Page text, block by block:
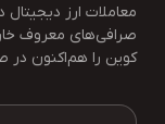
صرافی‌های معروف
کوین را هم‌اکنون